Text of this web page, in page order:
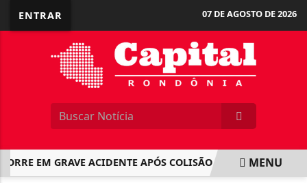
ENTRAR 07 DE AGOSTO DE 2026
EM GRAVE ACIDENTE APÓS COLISÃO COM CAMINHONETE
MENU